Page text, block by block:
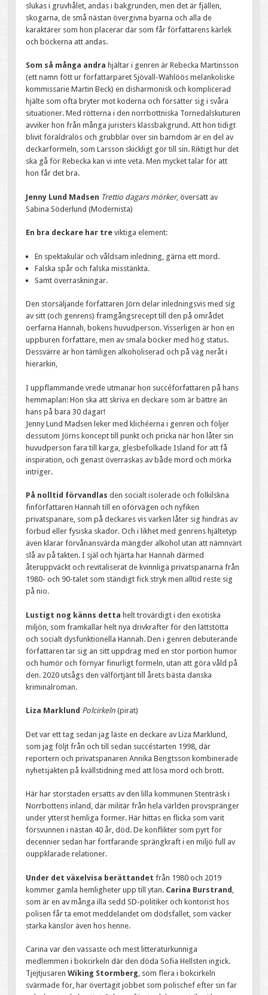
slukas i gruvhålet, andas i bakgrunden, men det är fjällen,
skogarna, de små nästan övergivna byarna och alla de
karaktärer som hon placerar där som får författarens kärlek
och böckerna att andas.
Som så många andra hjältar i genren är Rebecka Martinsson
(ett namn fött ur författarparet Sjövall-Wahlöös melankoliske
kommissarie Martin Beck) en disharmonisk och komplicerad
hjälte som ofta bryter mot koderna och försätter sig i svåra
situationer. Med rötterna i den norrbottniska Tornedalskuturen
avviker hon från många juristers klassbakgrund. Att hon tidigt
blivit föräldralös och grubblar över sin barndom är en del av
deckarformeln, som Larsson skickligt gör till sin. Riktigt hur det
ska gå för Rebecka kan vi inte veta. Men mycket talar för att
hon får det bra.
Jenny Lund Madsen Trettio dagars mörker, översatt av
Sabina Söderlund (Modernista)
En bra deckare har treviktiga element:
En spektakulär och våldsam inledning, gärna ett mord.
Falska spår och falska misstänkta.
Samt överraskningar.
Den storsäljande författaren Jörn delar inledningsvis med sig
av sitt (och genrens) framgångsrecept till den på området
oerfarna Hannah, bokens huvudperson. Visserligen är hon en
uppburen författare, men av smala böcker med hög status.
Dessvärre är hon tämligen alkoholiserad och på väg neråt i
hierarkin,
I uppflammande vrede utmanar hon succéförfattaren på hans
hemmaplan: Hon ska att skriva en deckare som är bättre än
hans på bara 30 dagar!
Jenny Lund Madsen leker med klichéerna i genren och följer
dessutom Jörns koncept till punkt och pricka när hon låter sin
huvudperson fara till karga, glesbefolkade Island för att få
inspiration, och genast överraskas av både mord och mörka
intriger.
På nolltid förvandlas den socialt isolerade och folkilskna
finförfattaren Hannah till en oförvägen och nyfiken
privatspanare, som på deckares vis varken låter sig hindras av
förbud eller fysiska skador. Och i likhet med genrens hjältetyp
även klarar förvånansvärda mängder alkohol utan att nämnvärt
slå av på takten. I själ och hjärta har Hannah därmed
återuppväckt och revitaliserat de kvinnliga privatspanarna från
1980- och 90-talet som ständigt fick stryk men alltid reste sig
på nio.
Lustigt nog känns detta helt trovärdigt i den exotiska
miljön, som framkallar helt nya drivkrafter för den lättstötta
och socialt dysfunktionella Hannah. Den i genren debuterande
författaren tar sig an sitt uppdrag med en stor portion humor
och humör och förnyar finurligt formeln, utan att göra våld på
den. 2020 utsågs den välförtjänt till årets bästa danska
kriminalroman.
Liza Marklund Polcirkeln (pirat)
Det var ett tag sedan jag läste en deckare av Liza Marklund,
som jag följt från och till sedan succéstarten 1998, där
reportern och privatspanaren Annika Bengtsson kombinerade
nyhetsjakten på kvällstidning med att lösa mord och brott.
Här har storstaden ersatts av den lilla kommunen Stenträsk i
Norrbottens inland, där militär från hela världen provspränger
under ytterst hemliga former. Här hittas en flicka som varit
försvunnen i nästan 40 år, död. De konflikter som pyrt för
decennier sedan har fortfarande sprängkraft i en miljö full av
ouppklarade relationer.
Under det växelvisa berättandet från 1980 och 2019
kommer gamla hemligheter upp till ytan. Carina Burstrand
som är en av många illa sedd SD-politiker och kontorist hos
polisen får ta emot meddelandet om dödsfallet, som väcker
starka känslor även hos henne.
Carina var den vassaste och mest litteraturkunniga
medlemmen i bokcirkeln där den döda Sofia Hellsten ingick.
TjejtjusarenWiking Stormberg, som flera i bokcirkeln
svärmade för, har övertagit jobbet som polischef efter sin far